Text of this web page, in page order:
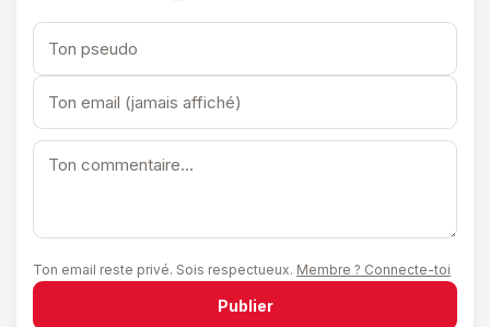
Ton email reste privé. Sois respectueux. Membre ? Connecte-toi
Publier